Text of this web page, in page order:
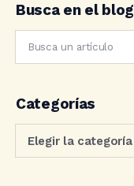
Busca en el blog
Categorías